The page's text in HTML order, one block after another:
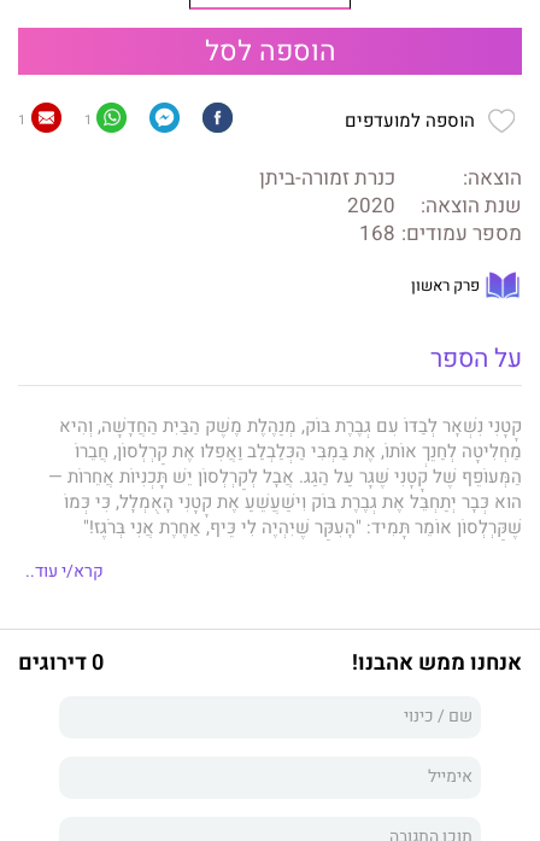
הוספה לסל
הוספה למועדפים 1
1
הוצאה:
כנרת זמורה-ביתן
שנת הוצאה:
2020
מספר עמודים: 168
פרק ראשון
על הספר
קָטָנִי נִשְׁאָר לְבַדּוֹ עִם גְּבֶרֶת בּוֹק, מְנַהֶלֶת מֶשֶׁק הַבַּיִת הַחֲדָשָׁה, וְהִיא
מַחְלִיטָה לְחַנֵּךְ אוֹתוֹ, אֶת בַּמְבִּי הַכְּלַבְלַב וַאֲפִלּוּ אֶת קַרְלְסוֹן, חֲבֵרוֹ
הַמְּעוֹפֵף שֶׁל קָטָנִי שֶׁגָּר עַל הַגַּג. אֲבָל לְקַרְלְסוֹן יֵשׁ תָּכְנִיּוֹת אֲחֵרוֹת —
הוּא כְּבָר יְתַחְבֵּל אֶת גְּבֶרֶת בּוֹק וִישַׁעֲשֵׁעַ אֶת קָטָנִי הָאֻמְלָל, כִּי כְּמוֹ
שֶׁקַּרְלְסוֹן אוֹמֵר תָּמִיד: "הָעִקָּר שֶׁיִּהְיֶה לִי כֵּיף, אַחֶרֶת אֲנִי בְּרֹגֶז!"
לַתֵּאַטְרוֹן וְלַקּוֹלְנוֹעַ.
דְּמוּתוֹ שֶׁל הַגּוּץ הַמְּעוֹפֵף שֶׁעוֹשֶׂה שְׁטוּיוֹת אֲבָל גַּם מַגְשִׁים חֲלוֹמוֹת, הִיא
קרא/י עוד..
אנחנו ממש אהבנו! 0 דירוגים